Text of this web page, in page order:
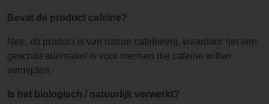
Bevat de product cafeïne?
Nee, dit product is van nature cafeïnevrij, waardoor het een
geschikt alternatief is voor mensen die cafeïne willen
vermijden
Is het biologisch / natuurlijk verwerkt?